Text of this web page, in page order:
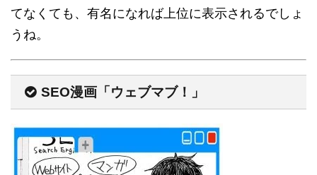
てなくても、有名になれば上位に表示されるでしょ
うね。
SEO漫画「ウェブマブ！」